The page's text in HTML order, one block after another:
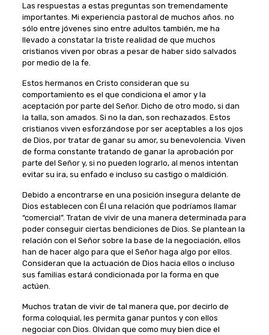
Las respuestas a estas preguntas son tremendamente
importantes. Mi experiencia pastoral de muchos años. no
sólo entre jóvenes sino entre adultos también, me ha
llevado a constatar la triste realidad de que muchos
cristianos viven por obras a pesar de haber sido salvados
por medio de la fe.
Estos hermanos en Cristo consideran que su
comportamiento es el que condiciona el amor y la
aceptación por parte del Señor. Dicho de otro modo, si dan
la talla, son amados. Si no la dan, son rechazados. Estos
cristianos viven esforzándose por ser aceptables a los ojos
de Dios, por tratar de ganar su amor, su benevolencia. Viven
de forma constante tratando de ganar la aprobación por
parte del Señor y, si no pueden lograrlo, al menos intentan
evitar su ira, su enfado e incluso su castigo o maldición.
Debido a encontrarse en una posición insegura delante de
Dios establecen con Él una relación que podríamos llamar
“comercial”. Tratan de vivir de una manera determinada para
poder conseguir ciertas bendiciones de Dios. Se plantean la
relación con el Señor sobre la base de la negociación, ellos
han de hacer algo para que el Señor haga algo por ellos.
Consideran que la actuación de Dios hacia ellos o incluso
sus familias estará condicionada por la forma en que
actúen.
Muchos tratan de vivir de tal manera que, por decirlo de
forma coloquial, les permita ganar puntos y con ellos
negociar con Dios. Olvidan que como muy bien dice el